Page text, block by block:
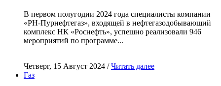
В первом полугодии 2024 года специалисты компании
«РН-Пурнефтегаз», входящей в нефтегазодобывающий
комплекс НК «Роснефть», успешно реализовали 946
мероприятий по программе...
Четверг, 15 Август 2024 /Читать далее
Газ